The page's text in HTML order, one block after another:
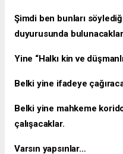
Şimdi ben bunları
duyurusunda
Yine “Halkı kin ve
Belki yine ifadeye
Belki yine mahkeme
çalışacaklar.
Varsın yapsınlar…